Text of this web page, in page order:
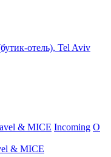
отель), Tel Aviv
& MICE Incoming О
& MICE